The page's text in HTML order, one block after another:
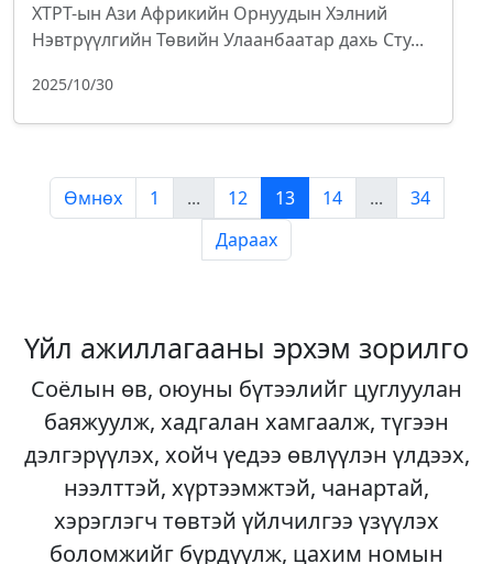
ХТРТ-ын Ази Африкийн Орнуудын Хэлний
Нэвтрүүлгийн Төвийн Улаанбаатар дахь Сту...
2025/10/30
Өмнөх 1 ... 12 13 14 ...
34
Дараах
Үйл ажиллагааны эрхэм зорилго
Соёлын өв, оюуны бүтээлийг цуглуулан
баяжуулж, хадгалан хамгаалж, түгээн
дэлгэрүүлэх, хойч үедээ өвлүүлэн үлдээх,
нээлттэй, хүртээмжтэй, чанартай,
хэрэглэгч төвтэй үйлчилгээ үзүүлэх
боломжийг бүрдүүлж, цахим номын